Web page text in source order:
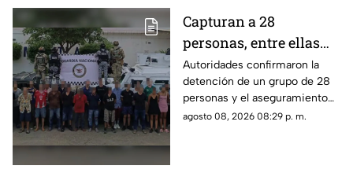
Capturan a 28
personas, entre ellas
mujeres, con un
arsenal en El Roble,
Mazatlán
Autoridades confirmaron la
detención de un grupo de 28
personas y el aseguramiento
de armas de fuego largas, en la
agosto 08, 2026 08:29 p. m.